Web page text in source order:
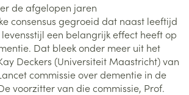
de afgelopen jaren
consensus gegroeid dat naast leeftijd
een belangrijk effect heeft op
Dat bleek onder meer uit het
Deckers (Universiteit Maastricht) van
commissie over dementie in de
voorzitter van die commissie, Prof.